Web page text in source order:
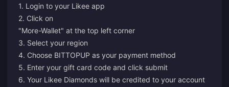
1. Login to your Likee app
2. Click on
"More-Wallet" at the top left corner
3. Select your region
4. Choose BITTOPUP as your payment method
5. Enter your gift card code and click submit
6. Your Likee Diamonds will be credited to your account